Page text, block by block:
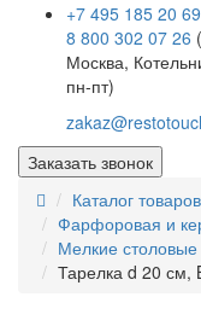
+7 495 185 20 69
8 800 302 07 26
Москва,
пн-пт)
Заказать звонок
Каталог товаров
Фарфоровая и
Мелкие столовые
Тарелка d 20 см,